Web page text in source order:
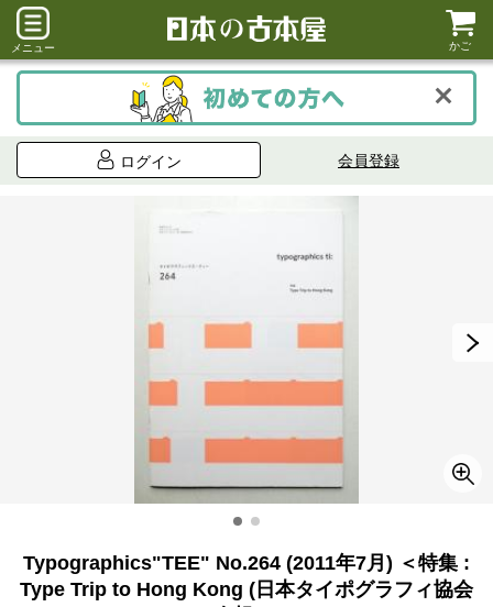
メニュー かご
ログイン 会員登録
Typographics"TEE" No.264 (2011年7月) ＜特集 :
Type Trip to Hong Kong (日本タイポグラフィ協会